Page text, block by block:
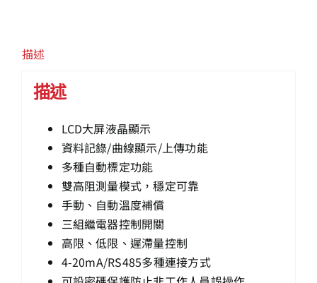
描述
描述
LCD大屏液晶顯示
資料記錄/曲線顯示/上傳功能
多種自動標定功能
雙高阻測量模式，穩定可靠
手動、自動溫度補償
三組繼電器控制開關
高限、低限、遲滯量控制
4-20mA/RS485多種連接方式